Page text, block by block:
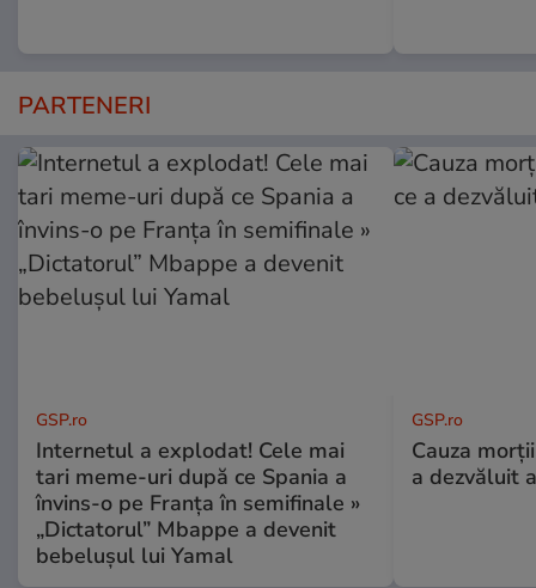
PARTENERI
GSP.ro
Internetul a explodat! Cele mai
tari meme-uri după ce Spania a
învins-o pe Franța în semifinale »
„Dictatorul” Mbappe a devenit
bebelușul lui Yamal
GSP.ro
Cauza
a dezvăluit